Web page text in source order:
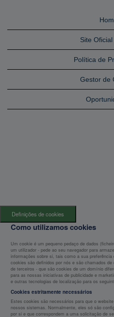
Site
Política de
Gestor de
Definições de cookies
Como utilizamos cookies
Um cookie é um pequeno pedaço de dados
um utilizador - pede ao seu navegador para
informações sobre si, tais como a sua
cookies são definidos por nós e são chamados
de terceiros - que são cookies de um domínio
para as nossas iniciativas de publicidade e
e outras tecnologias de localização para os
Cookies estritamente necessários
Estes cookies são necessários para que o
nossos sistemas. Normalmente, eles só são
por si e que correspondem a uma solicitação de